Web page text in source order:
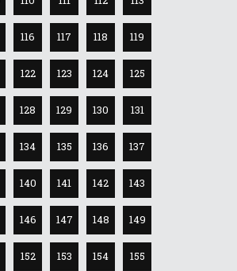
116 117 118 119
122 123 124 125
128 129 130 131
134 135 136 137
140 141 142 143
146 147 148 149
152 153 154 155